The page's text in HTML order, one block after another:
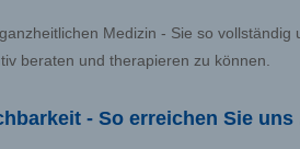
Medizin - Sie so vollständig
beraten und therapieren zu können.
- So erreichen Sie uns